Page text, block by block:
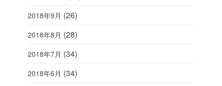
2018年9月 (26)
2018年8月 (28)
2018年7月 (34)
2018年6月 (34)